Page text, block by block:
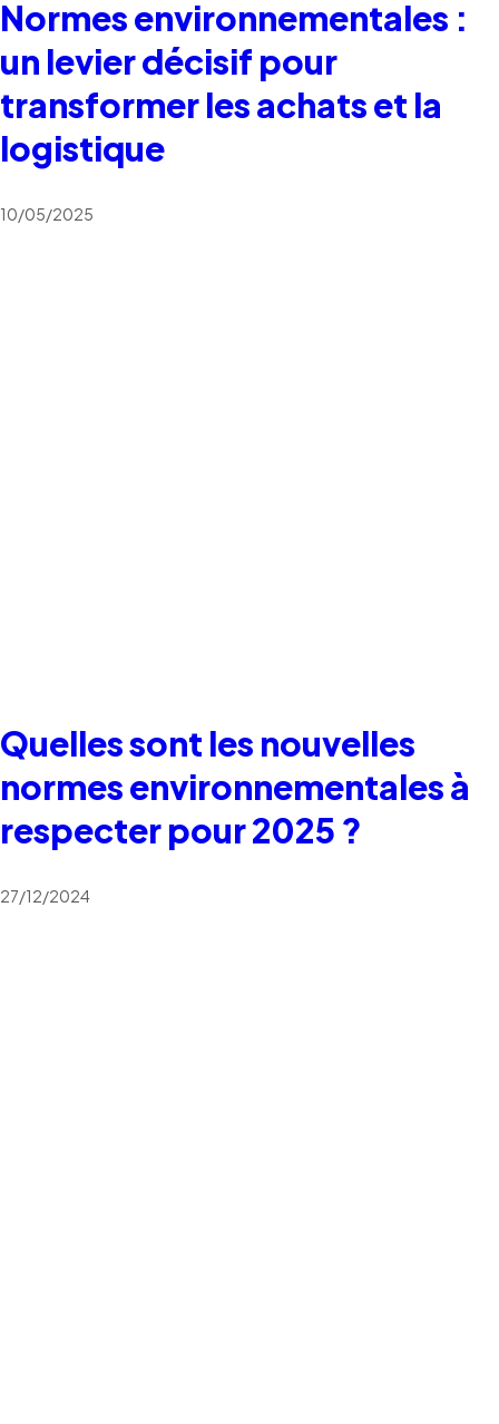
Normes environnementales :
un levier décisif pour
transformer les achats et la
logistique
10/05/2025
Quelles sont les nouvelles
normes environnementales à
respecter pour 2025 ?
27/12/2024